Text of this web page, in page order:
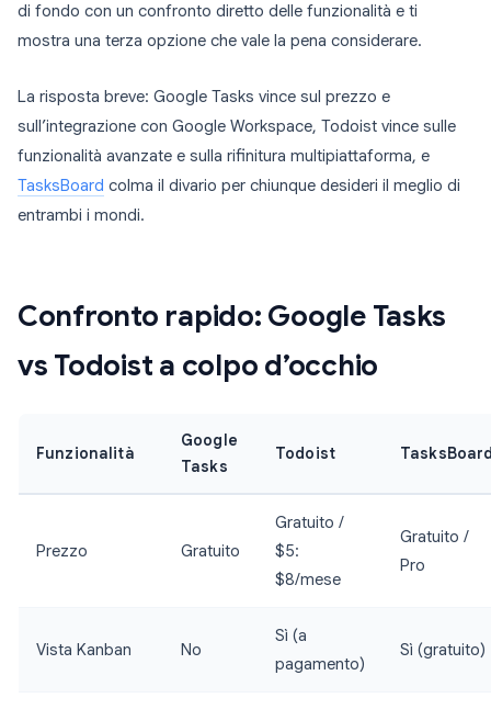
di fondo con un confronto diretto delle funzionalità e ti
mostra una terza opzione che vale la pena considerare.
La risposta breve: Google Tasks vince sul prezzo e
sull’integrazione con Google Workspace, Todoist vince sulle
funzionalità avanzate e sulla rifinitura multipiattaforma, e
TasksBoard colma il divario per chiunque desideri il meglio di
entrambi i mondi.
Confronto rapido: Google Tasks
vs Todoist a colpo d’occhio
Funzionalità
Google
Tasks
Todoist
Prezzo Gratuito
Gratuito /
$5:
$8/mese
Gratuito /
Pro
Vista Kanban No
Sì (a
pagamento)
Sì (gratuito)